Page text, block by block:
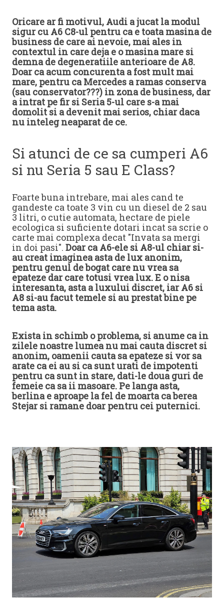
Oricare ar fi motivul, Audi a jucat la modul
sigur cu A6 C8-ul pentru ca e toata masina de
business de care ai nevoie, mai ales in
contextul in care deja e o masina mare si
demna de degeneratiile anterioare de A8.
Doar ca acum concurenta a fost mult mai
mare, pentru ca Mercedes a ramas conserva
(sau conservator???) in zona de business, dar
a intrat pe fir si Seria 5-ul care s-a mai
domolit si a devenit mai serios, chiar daca
nu inteleg neaparat de ce.
Si atunci de ce sa cumperi A6
si nu Seria 5 sau E Class?
Foarte buna intrebare, mai ales cand te
gandeste ca toate 3 vin cu un diesel de 2 sau
3 litri, o cutie automata, hectare de piele
ecologica si suficiente dotari incat sa scrie o
carte mai complexa decat "Invata sa mergi
in doi pasi". Doar ca A6-ele si A8-ul chiar si-
au creat imaginea asta de lux anonim,
pentru genul de bogat care nu vrea sa
epateze dar care totusi vrea lux. E o nisa
interesanta, asta a luxului discret, iar A6 si
A8 si-au facut temele si au prestat bine pe
tema asta.
Exista in schimb o problema, si anume ca in
zilele noastre lumea nu mai cauta discret si
anonim, oamenii cauta sa epateze si vor sa
arate ca ei au si ca sunt urati de impotenti
pentru ca sunt in stare, dati-le doua guri de
femeie ca sa ii masoare. Pe langa asta,
berlina e aproape la fel de moarta ca berea
Stejar si ramane doar pentru cei puternici.